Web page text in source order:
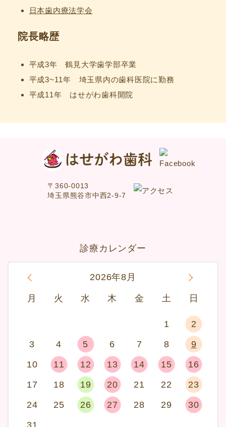
日本歯内療法学会
院長略歴
平成3年 鶴見大学歯学部卒業
平成3~11年 埼玉県内の歯科医院に勤務
平成11年 はせがわ歯科開院
〒360-0013
埼玉県熊谷市中西2-9-7
診療カレンダー
2026年8月 »
月 火 水 木 金 土 日
1
2
3
4 5 6 7 8
9
10
11 12 13 14 15
16
17
18 19 20 21 22
23
24
25 26 27 28 29
30
31